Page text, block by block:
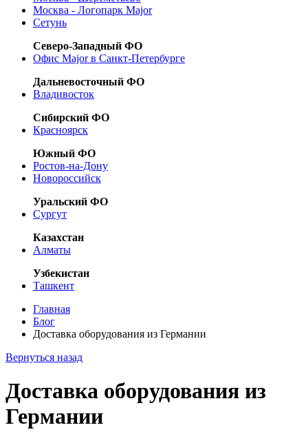
Москва - Логопарк Major
Сетунь
Северо-Западный ФО
Офис Major в Санкт-Петербурге
Дальневосточный ФО
Владивосток
Сибирский ФО
Красноярск
Южный ФО
Ростов-на-Дону
Новороссийск
Уральский ФО
Сургут
Казахстан
Алматы
Узбекистан
Ташкент
Главная
Блог
Доставка оборудования из Германии
Вернуться назад
Доставка оборудования из
Германии